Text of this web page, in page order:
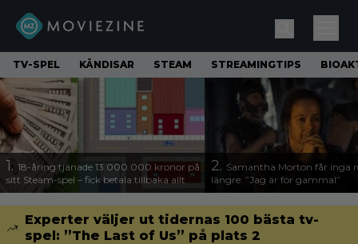
TV-SPEL KÄNDISAR STEAM STREAMINGTIPS
1. 18-åring tjänade 13 000 000 kronor på
sitt Steam-spel – fick betala tillbaka allt
2. Samantha Morton får inga
längre: ”Jag är för gammal”
Experter väljer ut tidernas 100 bästa tv-
spel: ”The Last of Us” på plats 2